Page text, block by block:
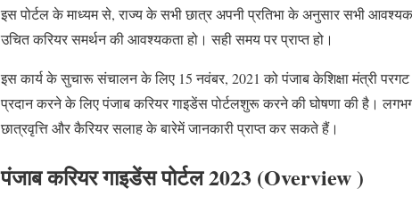
इस पोर्टल के माध्यम से, राज्य के सभी छात्र अपनी प्रतिभा के अनुसार सभी
उचित करियर समर्थन की आवश्यकता हो। सही समय पर प्राप्त हो।
इस कार्य के सुचारू संचालन के लिए 15 नवंबर, 2021 को पंजाब केशिक्षा मंत्री
प्रदान करने के लिए पंजाब करियर गाइडेंस पोर्टलशुरू करने की घोषणा की है।
छात्रवृत्ति और कैरियर सलाह के बारेमें जानकारी प्राप्त कर सकते हैं।
पंजाब करियर गाइडेंस पोर्टल 2023 (Overview )